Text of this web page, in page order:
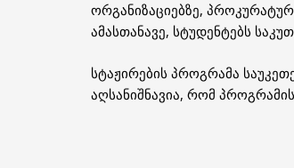
ორგანიზაციებზე,
ამასთანავე, სტუდენტებს
სტაჟირების პროგრამა
აღსანიშნავია, რომ